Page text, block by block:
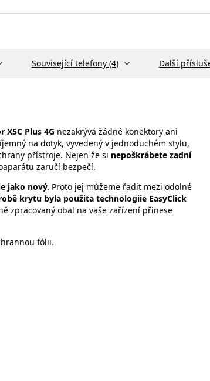
Související telefony (4) Další
X5C Plus 4G nezakrývá žádné konektory ani
na dotyk, vyvedený v jednoduchém stylu,
přístroje. Nejen že si nepoškrábete zadní
zaručí bezpečí.
jako nový. Proto jej můžeme řadit mezi odolné
krytu byla použita technologiie EasyClick
zpracovaný obal na vaše zařízení přinese
fólii.